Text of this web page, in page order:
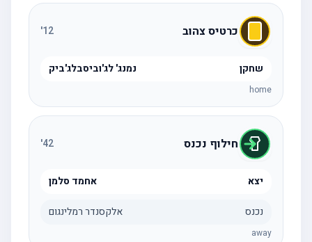
כרטיס צהוב 12
'
שחקן נמנג' לג'וביסבלג'ביק
home
חילוף נכנס 42
'
יצא אחמד סלמן
נכנס אלקסנדר רמלינגום
away